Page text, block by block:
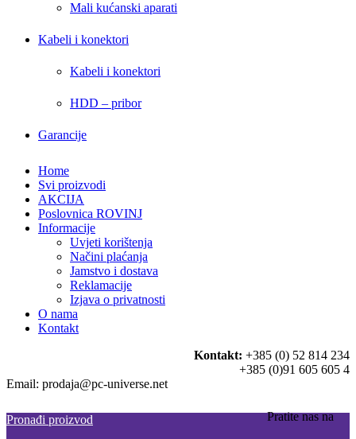
Mali kućanski aparati
Kabeli i konektori
Kabeli i konektori
HDD – pribor
Garancije
Home
Svi proizvodi
AKCIJA
Poslovnica ROVINJ
Informacije
Uvjeti korištenja
Načini plaćanja
Jamstvo i dostava
Reklamacije
Izjava o privatnosti
O nama
Kontakt
Kontakt: +385 (0) 52 814 234
+385 (0)91 605 605 4
Email: prodaja@pc-universe.net
Pratite nas na
Pronađi proizvod